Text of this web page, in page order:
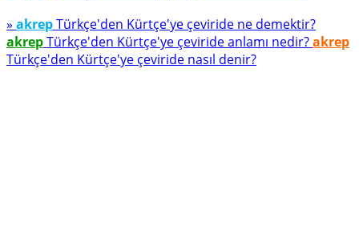
» akrepTürkçe'den Kürtçe'ye çeviride ne demektir?
akrepTürkçe'den Kürtçe'ye çeviride anlamı nedir?akrep
Türkçe'den Kürtçe'ye çeviride nasıl denir?